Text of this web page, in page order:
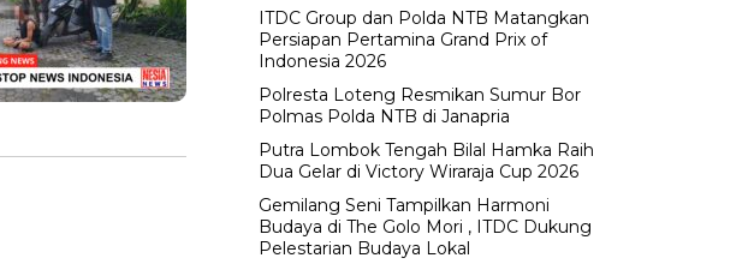
ITDC Group dan Polda NTB Matangkan
Persiapan Pertamina Grand Prix of
Indonesia 2026
Polresta Loteng Resmikan Sumur Bor
Polmas Polda NTB di Janapria
Putra Lombok Tengah Bilal Hamka Raih
Dua Gelar di Victory Wiraraja Cup 2026
Gemilang Seni Tampilkan Harmoni
Budaya di The Golo Mori , ITDC Dukung
Pelestarian Budaya Lokal